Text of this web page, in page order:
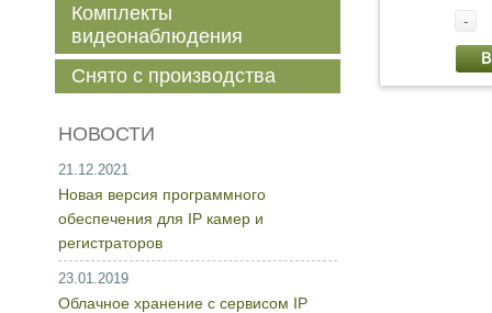
-
Комплекты
видеонаблюдения
Снято с производства
НОВОСТИ
21.12.2021
Новая версия программного
обеспечения для IP камер и
регистраторов
23.01.2019
Облачное хранение с сервисом IP